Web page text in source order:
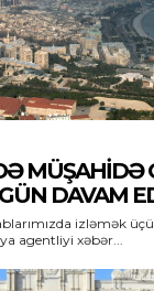
MÜŞAHIDƏ
DAVAM
izləmək
abone ol BEY.AZ informasiya agentliyi xəbər...